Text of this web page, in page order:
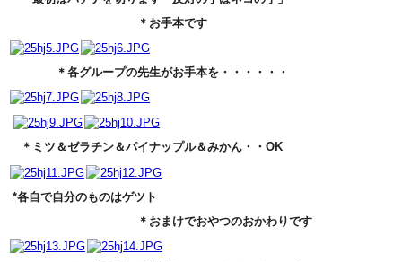
＊お手本です
＊各グループの先生がお手本を・・・・・・
＊ミツ＆ゼラチン＆パイナップル＆みかん・・OK
*各自で自分のものはゲツト
＊おまけでおやつのおかわりです